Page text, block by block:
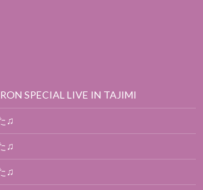
SPECIAL LIVE IN TAJIMI
♫
♫
♫